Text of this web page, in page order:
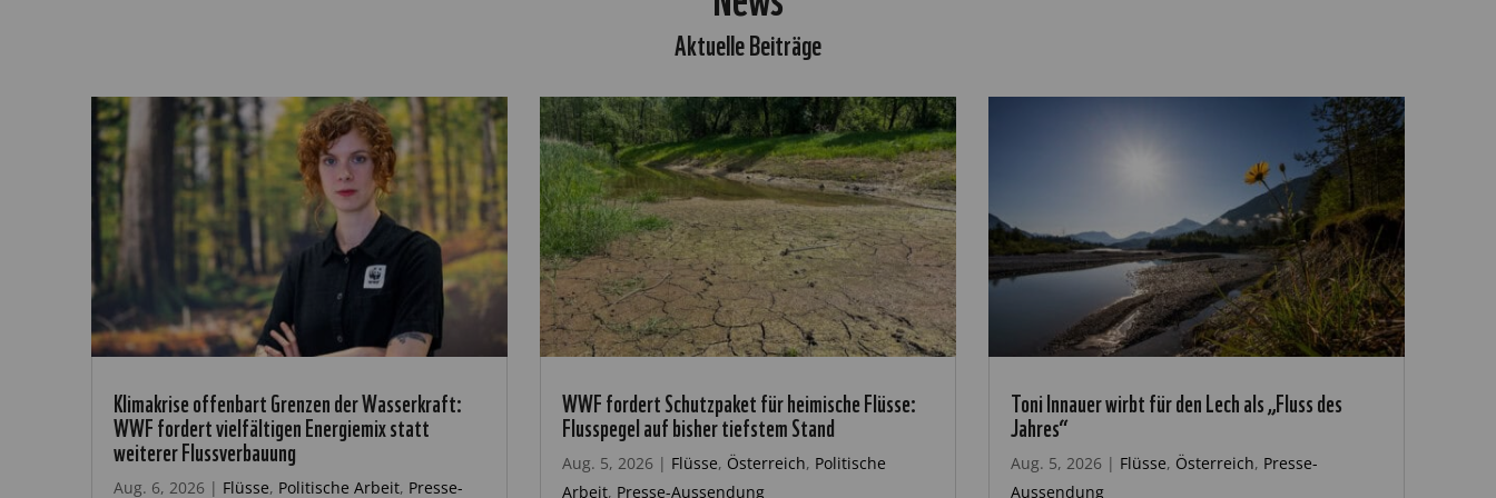
Aktuelle Beiträge
Klimakrise offenbart Grenzen der Wasserkraft:
WWF fordert vielfältigen Energiemix statt
weiterer Flussverbauung
Aug. 6, 2026 | Flüsse, Politische Arbeit, Presse-
WWF fordert Schutzpaket für heimische Flüsse:
Flusspegel auf bisher tiefstem Stand
Aug. 5, 2026| Flüsse, Österreich, Politische
Arbeit, Presse-Aussendung
Toni Innauer wirbt für den Lech als „Fluss des
Jahres“
Aug. 5, 2026| Flüsse, Österreich, Presse-
Aussendung